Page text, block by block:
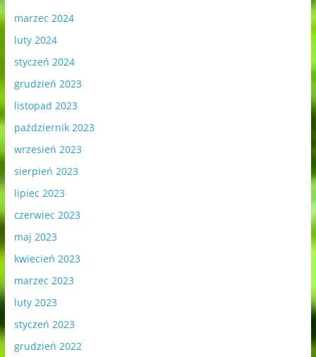
marzec 2024
luty 2024
styczeń 2024
grudzień 2023
listopad 2023
październik 2023
wrzesień 2023
sierpień 2023
lipiec 2023
czerwiec 2023
maj 2023
kwiecień 2023
marzec 2023
luty 2023
styczeń 2023
grudzień 2022